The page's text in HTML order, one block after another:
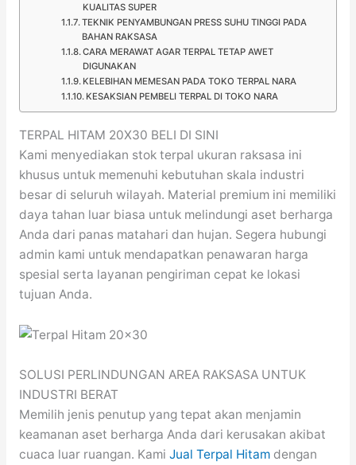
KUALITAS SUPER
TEKNIK PENYAMBUNGAN PRESS SUHU TINGGI PADA
BAHAN RAKSASA
CARA MERAWAT AGAR TERPAL TETAP AWET
DIGUNAKAN
KELEBIHAN MEMESAN PADA TOKO TERPAL NARA
KESAKSIAN PEMBELI TERPAL DI TOKO NARA
TERPAL HITAM 20X30 BELI DI SINI
Kami menyediakan stok terpal ukuran raksasa ini
khusus untuk memenuhi kebutuhan skala industri
besar di seluruh wilayah. Material premium ini memiliki
daya tahan luar biasa untuk melindungi aset berharga
Anda dari panas matahari dan hujan. Segera hubungi
admin kami untuk mendapatkan penawaran harga
spesial serta layanan pengiriman cepat ke lokasi
tujuan Anda.
SOLUSI PERLINDUNGAN AREA RAKSASA UNTUK
INDUSTRI BERAT
Memilih jenis penutup yang tepat akan menjamin
keamanan aset berharga Anda dari kerusakan akibat
cuaca luar ruangan. Kami Jual Terpal Hitamdengan